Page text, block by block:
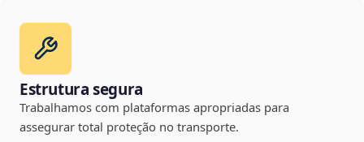
Estrutura segura
Trabalhamos com plataformas apropriadas para
assegurar total proteção no transporte.